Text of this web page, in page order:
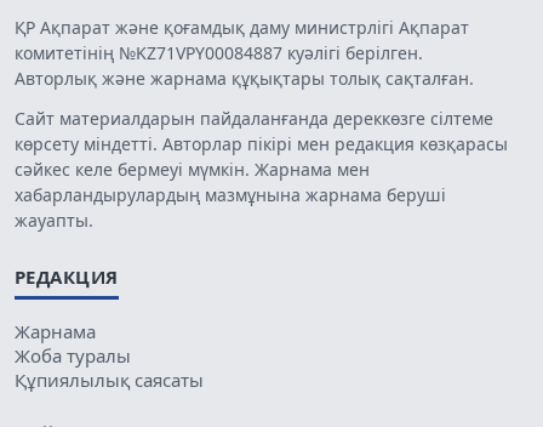
ҚР Ақпарат және қоғамдық даму министрлігі Ақпарат
комитетінің №KZ71VPY00084887 куәлігі берілген.
Авторлық және жарнама құқықтары толық сақталған.
Сайт материалдарын пайдаланғанда дереккөзге сілтеме
көрсету міндетті. Авторлар пікірі мен редакция көзқарасы
сәйкес келе бермеуі мүмкін. Жарнама мен
хабарландырулардың мазмұнына жарнама беруші
жауапты.
РЕДАКЦИЯ
Жарнама
Жоба туралы
Құпиялылық саясаты